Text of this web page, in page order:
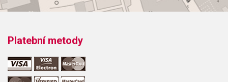
Platební metody